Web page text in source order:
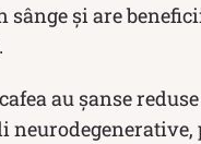
sânge și are
au șanse reduse
neurodegenerative,